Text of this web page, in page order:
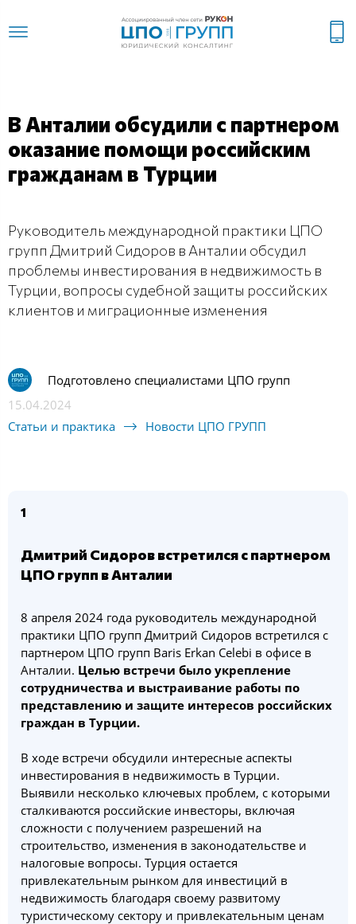
В Анталии обсудили с партнером
оказание помощи российским
гражданам в Турции
Руководитель международной практики ЦПО
групп Дмитрий Сидоров в Анталии обсудил
проблемы инвестирования в недвижимость в
Турции, вопросы судебной защиты российских
клиентов и миграционные изменения
Подготовлено специалистами ЦПО групп
15.04.2024
Статьи и практика
Новости ЦПО ГРУПП
1
Дмитрий Сидоров встретился с партнером
ЦПО групп в Анталии
8 апреля 2024 года руководитель международной
практики ЦПО групп Дмитрий Сидоров встретился с
партнером ЦПО групп Baris Erkan Celebi в офисе в
Анталии. Целью встречи было укрепление
сотрудничества и выстраивание работы по
представлению и защите интересов российских
граждан в Турции.
В ходе встречи обсудили интересные аспекты
инвестирования в недвижимость в Турции.
Выявили несколько ключевых проблем, с которыми
сталкиваются российские инвесторы, включая
сложности с получением разрешений на
строительство, изменения в законодательстве и
налоговые вопросы. Турция остается
привлекательным рынком для инвестиций в
недвижимость благодаря своему развитому
туристическому сектору и привлекательным ценам